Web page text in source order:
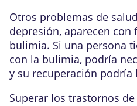
Otros problemas de
depresión, aparecen con
bulimia. Si una persona
con la bulimia, podría
y su recuperación podría
Superar los trastornos